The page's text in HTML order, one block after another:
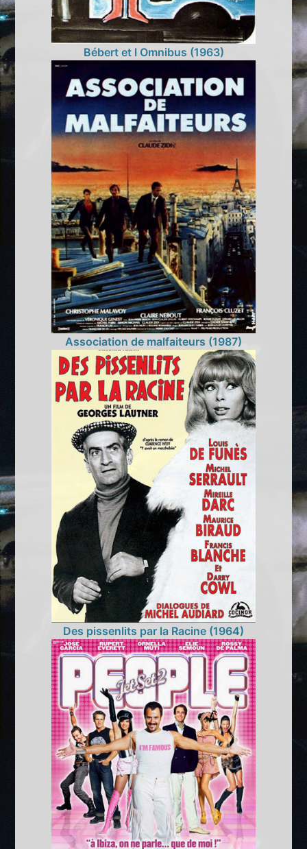
Bébert et l Omnibus (1963)
Association de malfaiteurs (1987)
Des pissenlits par la Racine (1964)